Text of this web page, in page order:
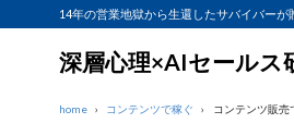
14年の営業地獄から生還したサバイバー
深層心理×AIセールス
home コンテンツで稼ぐ コンテンツ販売